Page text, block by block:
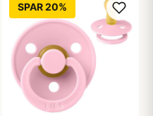
SPAR 20%